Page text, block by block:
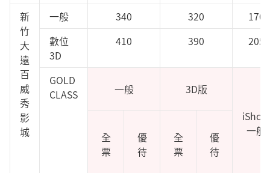
新
竹
大
遠
百
威
秀
影
城
一般 340 320
170
數位
3D
410 390 205
GOLD
CLASS
一般
3D版
iShow
一般
全
票
優
待
全
票
優
待